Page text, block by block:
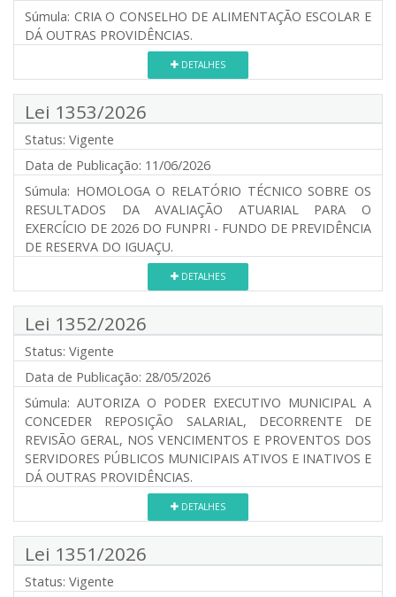
Súmula: CRIA O CONSELHO DE ALIMENTAÇÃO ESCOLAR E
DÁ OUTRAS PROVIDÊNCIAS.
DETALHES
Lei 1353/2026
Status: Vigente
Data de Publicação: 11/06/2026
Súmula: HOMOLOGA O RELATÓRIO TÉCNICO SOBRE OS
RESULTADOS DA AVALIAÇÃO ATUARIAL PARA O
EXERCÍCIO DE 2026 DO FUNPRI - FUNDO DE PREVIDÊNCIA
DE RESERVA DO IGUAÇU.
DETALHES
Lei 1352/2026
Status: Vigente
Data de Publicação: 28/05/2026
Súmula: AUTORIZA O PODER EXECUTIVO MUNICIPAL A
CONCEDER REPOSIÇÃO SALARIAL, DECORRENTE DE
REVISÃO GERAL, NOS VENCIMENTOS E PROVENTOS DOS
SERVIDORES PÚBLICOS MUNICIPAIS ATIVOS E INATIVOS E
DÁ OUTRAS PROVIDÊNCIAS.
DETALHES
Lei 1351/2026
Status: Vigente